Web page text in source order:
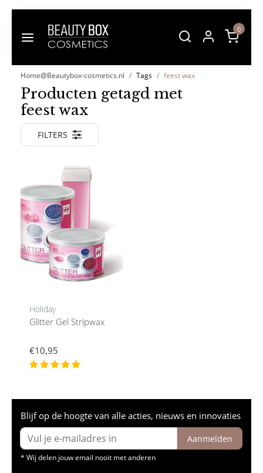
0
Home@Beautybox-cosmetics.nl Tags feest wax
Producten getagd met
feest wax
FILTERS
Holiday
Glitter Gel Stripwax
€10,95
Blijf op de hoogte van alle acties, nieuws en innovaties
Aanmelden
* Wij delen jouw email nooit met anderen